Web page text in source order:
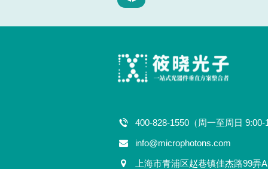
400-828-1550（周一至周日 9:00-
info@microphotons.com
上海市青浦区赵巷镇佳杰路99弄